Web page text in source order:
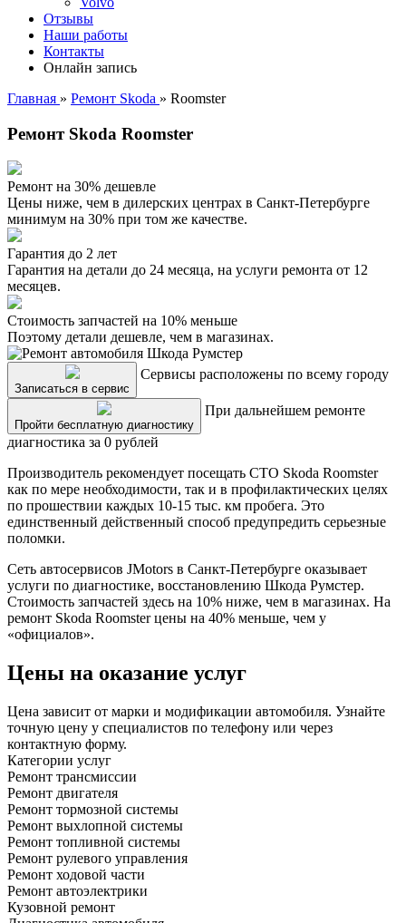
Отзывы
Наши работы
Контакты
Онлайн запись
Главная » Ремонт Skoda » Roomster
Ремонт Skoda Roomster
Ремонт на 30% дешевле
Цены ниже, чем в дилерских центрах в Санкт-Петербурге
минимум на 30% при том же качестве.
Гарантия до 2 лет
Гарантия на детали до 24 месяца, на услуги ремонта от 12
месяцев.
Стоимость запчастей на 10% меньше
Поэтому детали дешевле, чем в магазинах.
Записаться в сервис
Сервисы расположены по всему городу
Пройти бесплатную диагностику
При дальнейшем ремонте
диагностика за 0 рублей
Производитель рекомендует посещать СТО Skoda Roomster
как по мере необходимости, так и в профилактических целях
по прошествии каждых 10-15 тыс. км пробега. Это
единственный действенный способ предупредить серьезные
поломки.
Сеть автосервисов JMotors в Санкт-Петербурге оказывает
услуги по диагностике, восстановлению Шкода Румстер.
Стоимость запчастей здесь на 10% ниже, чем в магазинах. На
ремонт Skoda Roomster цены на 40% меньше, чем у
«официалов».
Цены на оказание услуг
Цена зависит от марки и модификации автомобиля. Узнайте
точную цену у специалистов по телефону или через
контактную форму.
Категории услуг
Ремонт трансмиссии
Ремонт двигателя
Ремонт тормозной системы
Ремонт выхлопной системы
Ремонт топливной системы
Ремонт рулевого управления
Ремонт ходовой части
Ремонт автоэлектрики
Кузовной ремонт